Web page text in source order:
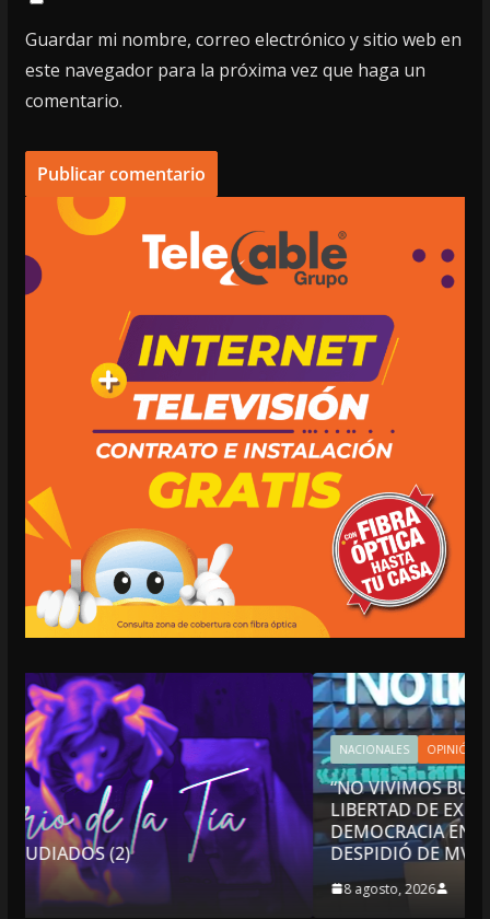
Guardar mi nombre, correo electrónico y sitio web en
este navegador para la próxima vez que haga un
comentario.
NACIONALES OPINIÓN
“NO VIVIMOS BUENOS TIEMPOS PARA LA
LIBERTAD DE EXPRESIÓN NI PARA LA
DEMOCRACIA EN MÉXICO”: LUIS CÁRDENAS;
DESPIDIÓ DE MVS